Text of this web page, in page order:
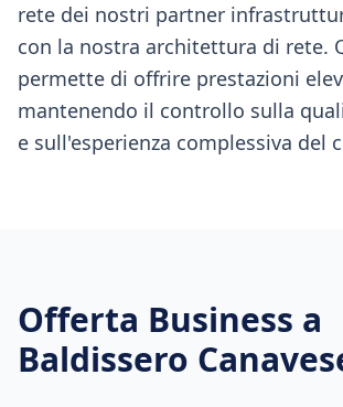
rete dei nostri partner
con la nostra architettura di rete.
permette di offrire prestazioni
mantenendo il controllo sulla
e sull'esperienza complessiva del
Offerta Business a
Baldissero